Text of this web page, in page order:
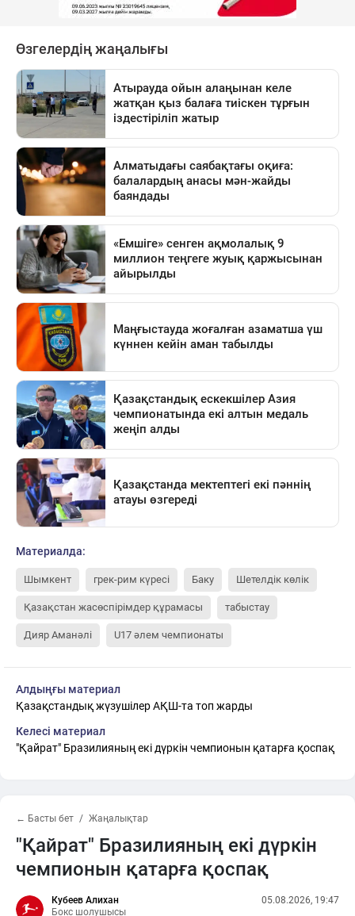
Материалда:
Шымкент грек-рим күресі Баку Шетелдік көлік
Қазақстан жасөспірімдер құрамасы табыстау
Дияр Аманәлі U17 әлем чемпионаты
Алдыңғы материал
Қазақстандық жүзушілер АҚШ-та топ жарды
Келесі материал
"Қайрат" Бразилияның екі дүркін чемпионын қатарға қоспақ
← Басты бет Жаңалықтар
"Қайрат" Бразилияның екі дүркін
чемпионын қатарға қоспақ
Кубеев Алихан
Бокс шолушысы
05.08.2026, 19:47